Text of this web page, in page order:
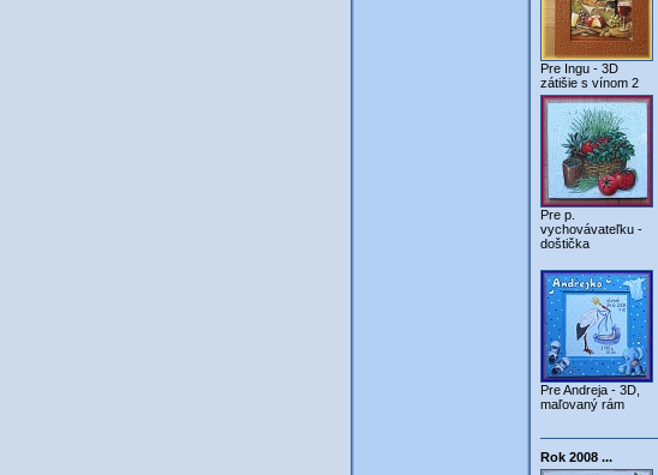
Pre Ingu - 3D
zátišie s vínom 2
Pre p.
vychovávateľku -
doštička
Pre Andreja - 3D,
maľovaný rám
Rok 2008 ...